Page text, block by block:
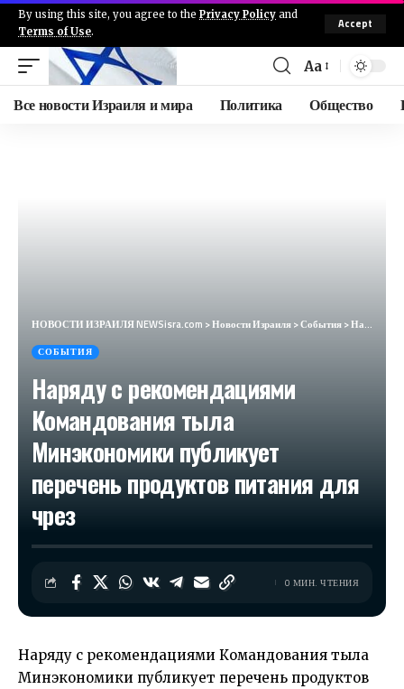
By using this site, you agree to the Privacy Policy and
Terms of Use.
Accept
Aa
Все новости Израиля и мира Политика Общество
НОВОСТИ ИЗРАИЛЯ NEWSisra.com >Новости Израиля>События>Наряду с рекомендациями Командования тыла Минэкономики публикует перечень продуктов питания для чрез
СОБЫТИЯ
Наряду с рекомендациями
Командования тыла
Минэкономики публикует
перечень продуктов питания для
чрез
0 МИН. ЧТЕНИЯ
Наряду с рекомендациями Командования тыла
Минэкономики публикует перечень продуктов